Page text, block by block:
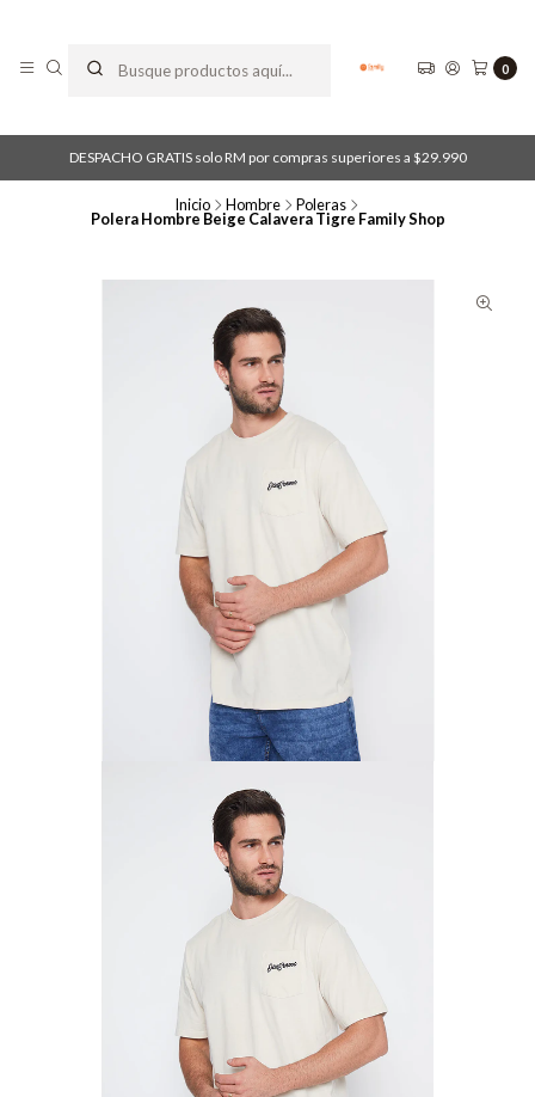
0
DESPACHO GRATIS solo RM por compras superiores a $29.990
Inicio Hombre Poleras
Polera Hombre Beige Calavera Tigre Family Shop